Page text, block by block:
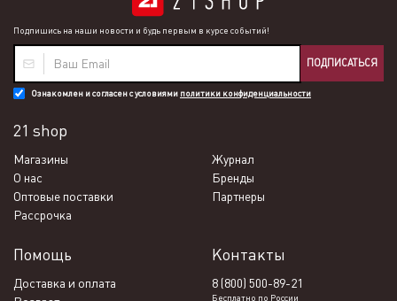
Подпишись на наши новости и будь первым в курсе событий!
ПОДПИСАТЬСЯ
Ознакомлен и согласен с условиями политики конфиденциальности
21 shop
Магазины
Журнал
О нас
Бренды
Оптовые поставки
Партнеры
Рассрочка
Помощь
Доставка и оплата
Контакты
8 (800) 500-89-21
Бесплатно по России